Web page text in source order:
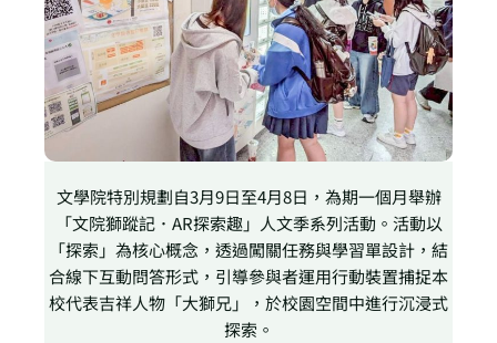
文學院特別規劃自3月9日至4月8日，為期一個月舉辦
「文院獅蹤記．AR探索趣」人文季系列活動。活動以
「探索」為核心概念，透過闖關任務與學習單設計，結
合線下互動問答形式，引導參與者運用行動裝置捕捉本
校代表吉祥人物「大獅兄」，於校園空間中進行沉浸式
探索。